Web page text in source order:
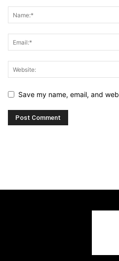
Save my name, email, and